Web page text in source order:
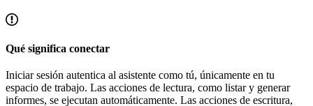
Qué significa conectar
Iniciar sesión autentica al asistente como tú, únicamente en tu
espacio de trabajo. Las acciones de lectura, como listar y generar
informes, se ejecutan automáticamente. Las acciones de escritura,